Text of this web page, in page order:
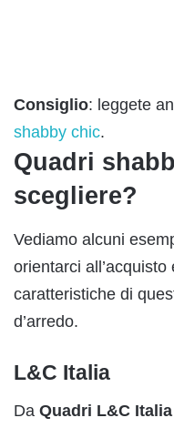
Consiglio: leggete
shabby chic.
Quadri
scegliere?
Vediamo alcuni
orientarci
caratteristiche di
d’arredo.
L&C Italia
Da Quadri L&C Italia